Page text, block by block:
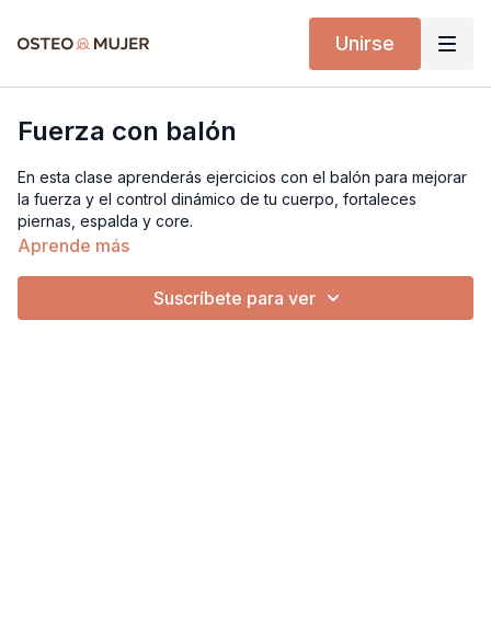
Unirse
Fuerza con balón
En esta clase aprenderás ejercicios con el balón para mejorar
la fuerza y el control dinámico de tu cuerpo, fortaleces
piernas, espalda y core.
Balón de 55 o 65 cm.
Aprende más
Suscríbete para ver